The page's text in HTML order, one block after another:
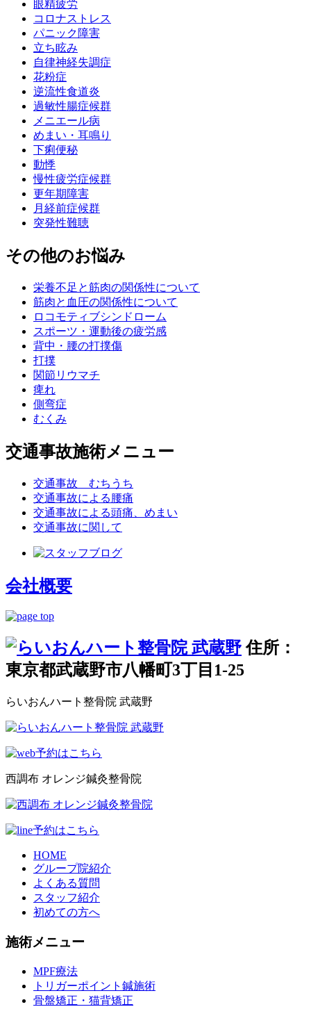
眼精疲労
コロナストレス
パニック障害
立ち眩み
自律神経失調症
花粉症
逆流性食道炎
過敏性腸症候群
メニエール病
めまい・耳鳴り
下痢便秘
動悸
慢性疲労症候群
更年期障害
月経前症候群
突発性難聴
その他のお悩み
栄養不足と筋肉の関係性について
筋肉と血圧の関係性について
ロコモティブシンドローム
スポーツ・運動後の疲労感
背中・腰の打撲傷
打撲
関節リウマチ
痺れ
側弯症
むくみ
交通事故施術メニュー
交通事故 むちうち
交通事故による腰痛
交通事故による頭痛、めまい
交通事故に関して
会社概要
住所：
東京都武蔵野市八幡町3丁目1-25
らいおんハート整骨院 武蔵野
西調布 オレンジ鍼灸整骨院
HOME
グループ院紹介
よくある質問
スタッフ紹介
初めての方へ
施術メニュー
MPF療法
トリガーポイント鍼施術
骨盤矯正・猫背矯正